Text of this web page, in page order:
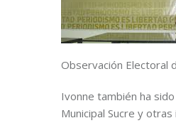
Observación Electoral
Ivonne también ha
Municipal Sucre y